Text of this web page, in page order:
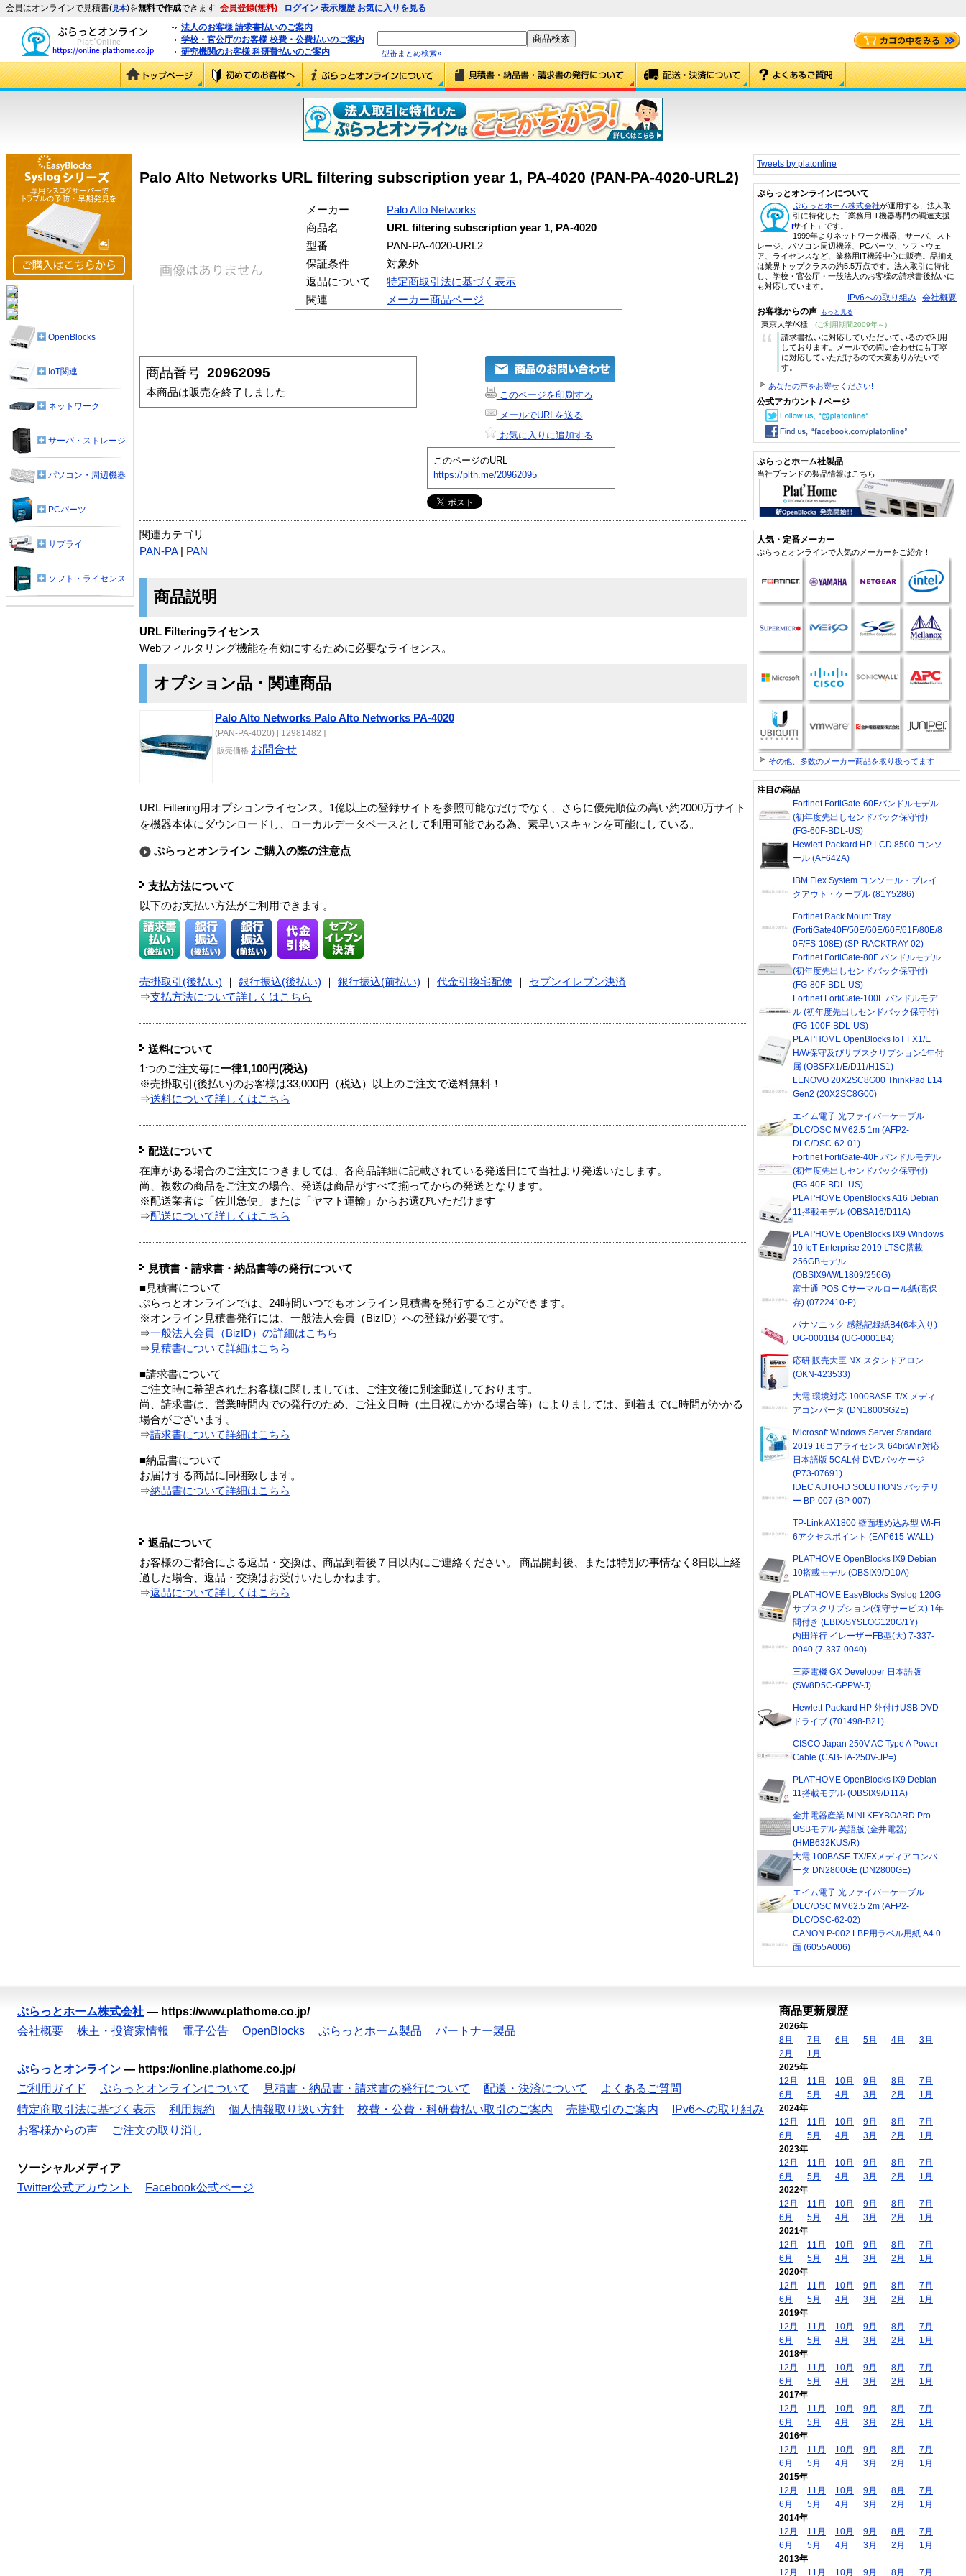
会員はオンラインで見積書(見本)を無料で作成できます 会員登録(無料) ログイン 表示履歴 お気に入りを見る
法人のお客様 請求書払いのご案内
学校・官公庁のお客様 校費・公費払いのご案内
研究機関のお客様 科研費払いのご案内
型番まとめ検索»
Palo Alto Networks URL filtering subscription year 1, PA-4020 (PAN-PA-4020-URL2)
メーカー
Palo Alto Networks
商品名
URL filtering subscription year 1, PA-4020
型番
PAN-PA-4020-URL2
保証条件
対象外
返品について
特定商取引法に基づく表示
関連
メーカー商品ページ
商品番号 20962095
本商品は販売を終了しました
このページを印刷する
メールでURLを送る
お気に入りに追加する
このページのURL
https://plth.me/20962095
関連カテゴリ
PAN-PA| PAN
商品説明
URL Filteringライセンス
Webフィルタリング機能を有効にするために必要なライセンス。
オプション品・関連商品
Palo Alto Networks Palo Alto Networks PA-4020
(PAN-PA-4020) [ 12981482 ]
販売価格 お問合せ
URL Filtering用オプションライセンス。1億以上の登録サイトを参照可能なだけでなく、さらに優先順位の高い約2000万サイト
を機器本体にダウンロードし、ローカルデータベースとして利用可能である為、素早いスキャンを可能にしている。
ぷらっとオンライン ご購入の際の注意点
支払方法について
以下のお支払い方法がご利用できます。
売掛取引(後払い) 銀行振込(後払い) 銀行振込(前払い) 代金引換宅配便
セブンイレブン決済
⇒支払方法について詳しくはこちら
送料について
1つのご注文毎に一律1,100円(税込)
※売掛取引(後払い)のお客様は33,000円（税込）以上のご注文で送料無料！
⇒送料について詳しくはこちら
配送について
在庫がある場合のご注文につきましては、各商品詳細に記載されている発送日にて当社より発送いたします。
尚、複数の商品をご注文の場合、発送は商品がすべて揃ってからの発送となります。
※配送業者は「佐川急便」または「ヤマト運輸」からお選びいただけます
⇒配送について詳しくはこちら
見積書・請求書・納品書等の発行について
■見積書について
ぷらっとオンラインでは、24時間いつでもオンライン見積書を発行することができます。
※オンライン見積書発行には、一般法人会員（BizID）への登録が必要です。
⇒一般法人会員（BizID）の詳細はこちら
⇒ 見積書について詳細はこちら
■請求書について
ご注文時に希望されたお客様に関しましては、ご注文後に別途郵送しております。
尚、請求書は、営業時間内での発行のため、ご注文日時（土日祝にかかる場合等）によりましては、到着までに時間がかかる
場合がございます。
⇒請求書について詳細はこちら
■納品書について
お届けする商品に同梱致します。
⇒納品書について詳細はこちら
返品について
お客様のご都合による返品・交換は、商品到着後７日以内にご連絡ください。 商品開封後、または特別の事情なく8日以上経
過した場合、返品・交換はお受けいたしかねます。
⇒返品について詳しくはこちら
OpenBlocks
IoT関連
ネットワーク
サーバ・ストレージ
パソコン・周辺機器
PCパーツ
サプライ
ソフト・ライセンス
Tweets by platonline
ぷらっとオンラインについて
ぷらっとホーム株式会社が運用する、法人取
引に特化した「業務用IT機器専門の調達支援
サイト」です。
1999年よりネットワーク機器、サーバ、スト
レージ、パソコン周辺機器、PCパーツ、ソフトウェ
ア、ライセンスなど、業務用IT機器中心に販売。品揃え
は業界トップクラスの約5.5万点です。法人取引に特化
し、学校・官公庁・一般法人のお客様の請求書後払いに
も対応しています。
IPv6への取り組み 会社概要
お客様からの声 もっと見る
東京大学/K様 (ご利用期間2009年～)
“
請求書払いに対応していただいているので利用
しております。メールでの問い合わせにも丁寧
に対応していただけるので大変ありがたいで
す。
あなたの声をお寄せください!
公式アカウント / ページ
ぷらっとホーム社製品
当社ブランドの製品情報はこちら
人気・定番メーカー
ぷらっとオンラインで人気のメーカーをご紹介！
その他、多数のメーカー商品を取り扱ってます
注目の商品
Fortinet FortiGate-60Fバンドルモデル
(初年度先出しセンドバック保守付)
(FG-60F-BDL-US)
Hewlett-Packard HP LCD 8500 コンソ
ール (AF642A)
IBM Flex System コンソール・ブレイ
クアウト・ケーブル (81Y5286)
Fortinet Rack Mount Tray
(FortiGate40F/50E/60E/60F/61F/80E/8
0F/FS-108E) (SP-RACKTRAY-02)
Fortinet FortiGate-80F バンドルモデル
(初年度先出しセンドバック保守付)
(FG-80F-BDL-US)
Fortinet FortiGate-100F バンドルモデ
ル (初年度先出しセンドバック保守付)
(FG-100F-BDL-US)
PLAT'HOME OpenBlocks IoT FX1/E
H/W保守及びサブスクリプション1年付
属 (OBSFX1/E/D11/H1S1)
LENOVO 20X2SC8G00 ThinkPad L14
Gen2 (20X2SC8G00)
エイム電子 光ファイバーケーブル
DLC/DSC MM62.5 1m (AFP2-
DLC/DSC-62-01)
Fortinet FortiGate-40F バンドルモデル
(初年度先出しセンドバック保守付)
(FG-40F-BDL-US)
PLAT'HOME OpenBlocks A16 Debian
11搭載モデル (OBSA16/D11A)
PLAT'HOME OpenBlocks IX9 Windows
10 IoT Enterprise 2019 LTSC搭載
256GBモデル
(OBSIX9/W/L1809/256G)
富士通 POS-Cサーマルロール紙(高保
存) (0722410-P)
パナソニック 感熱記録紙B4(6本入り)
UG-0001B4 (UG-0001B4)
応研 販売大臣 NX スタンドアロン
(OKN-423533)
大電 環境対応 1000BASE-T/X メディ
アコンバータ (DN1800SG2E)
Microsoft Windows Server Standard
2019 16コアライセンス 64bitWin対応
日本語版 5CAL付 DVDパッケージ
(P73-07691)
IDEC AUTO-ID SOLUTIONS バッテリ
ー BP-007 (BP-007)
TP-Link AX1800 壁面埋め込み型 Wi-Fi
6アクセスポイント (EAP615-WALL)
PLAT'HOME OpenBlocks IX9 Debian
10搭載モデル (OBSIX9/D10A)
PLAT'HOME EasyBlocks Syslog 120G
サブスクリプション(保守サービス) 1年
間付き (EBIX/SYSLOG120G/1Y)
内田洋行 イレーザーFB型(大) 7-337-
0040 (7-337-0040)
三菱電機 GX Developer 日本語版
(SW8D5C-GPPW-J)
Hewlett-Packard HP 外付けUSB DVD
ドライブ (701498-B21)
CISCO Japan 250V AC Type A Power
Cable (CAB-TA-250V-JP=)
PLAT'HOME OpenBlocks IX9 Debian
11搭載モデル (OBSIX9/D11A)
金井電器産業 MINI KEYBOARD Pro
USBモデル 英語版 (金井電器)
(HMB632KUS/R)
大電 100BASE-TX/FXメディアコンバ
ータ DN2800GE (DN2800GE)
エイム電子 光ファイバーケーブル
DLC/DSC MM62.5 2m (AFP2-
DLC/DSC-62-02)
CANON P-002 LBP用ラベル用紙 A4 0
面 (6055A006)
ぷらっとホーム株式会社 — https://www.plathome.co.jp/
会社概要
株主・投資家情報 電子公告 OpenBlocks ぷらっとホーム製品 パートナー製品
ぷらっとオンライン — https://online.plathome.co.jp/
ご利用ガイド
ぷらっとオンラインについて 見積書・納品書・請求書の発行について 配送・決済について
よくあるご質問
特定商取引法に基づく表示
利用規約 個人情報取り扱い方針 校費・公費・科研費払い取引のご案内 売掛取引のご案内
IPv6への取り組み
お客様からの声
ご注文の取り消し
ソーシャルメディア
Twitter公式アカウント
Facebook公式ページ
商品更新履歴
2026年
8月
7月 6月 5月 4月
3月
2月
1月
2025年
12月
11月 10月 9月 8月
7月
6月
5月 4月 3月 2月
1月
2024年
12月
11月 10月 9月 8月
7月
6月
5月 4月 3月 2月
1月
2023年
12月
11月 10月 9月 8月
7月
6月
5月 4月 3月 2月
1月
2022年
12月
11月 10月 9月 8月
7月
6月
5月 4月 3月 2月
1月
2021年
12月
11月 10月 9月 8月
7月
6月
5月 4月 3月 2月
1月
2020年
12月
11月 10月 9月 8月
7月
6月
5月 4月 3月 2月
1月
2019年
12月
11月 10月 9月 8月
7月
6月
5月 4月 3月 2月
1月
2018年
12月
11月 10月 9月 8月
7月
6月
5月 4月 3月 2月
1月
2017年
12月
11月 10月 9月 8月
7月
6月
5月 4月 3月 2月
1月
2016年
12月
11月 10月 9月 8月
7月
6月
5月 4月 3月 2月
1月
2015年
12月
11月 10月 9月 8月
7月
6月
5月 4月 3月 2月
1月
2014年
12月
11月 10月 9月 8月
7月
6月
5月 4月 3月 2月
1月
2013年
12月
11月 10月 9月 8月 7月